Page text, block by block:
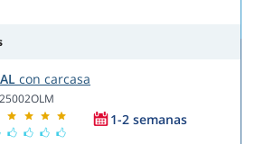
con carcasa
1-2 semanas